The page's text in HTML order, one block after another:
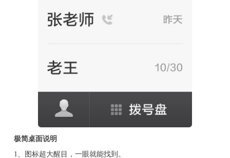
极简桌面说明
1、图标超大醒目，一眼就能找到。